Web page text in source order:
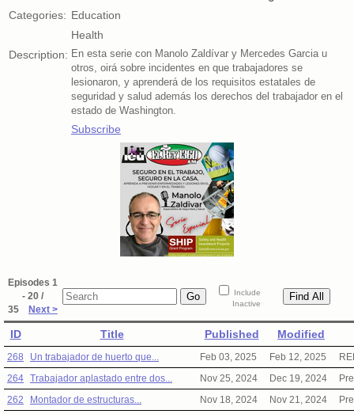
Categories: Education
Health
Description: En esta serie con Manolo Zaldívar y Mercedes Garcia u
otros, oirá sobre incidentes en que trabajadores se
lesionaron, y aprenderá de los requisitos estatales de
seguridad y salud además los derechos del trabajador en el
estado de Washington.
Subscribe
Episodes 1
- 20 /
35
Next >
Include
Inactive
ID Title Published Modified
268 Un trabajador de huerto que... Feb 03, 2025 Feb 12, 2025
264 Trabajador aplastado entre dos... Nov 25, 2024 Dec 19, 2024
262
Montador de estructuras... Nov 18, 2024 Nov 21, 2024